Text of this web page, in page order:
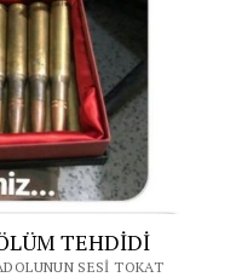
TEHDİDİ
SESI TOKAT